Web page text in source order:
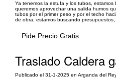
Ya tenemos la estufa y los tubos, estamos
queremos aprovechar una salida humos
tubos por el primer peso y por el techo
de obra, estamos buscando
Pide Precio Gratis
Traslado Caldera
Publicado el 31-1-2025 en Arganda del